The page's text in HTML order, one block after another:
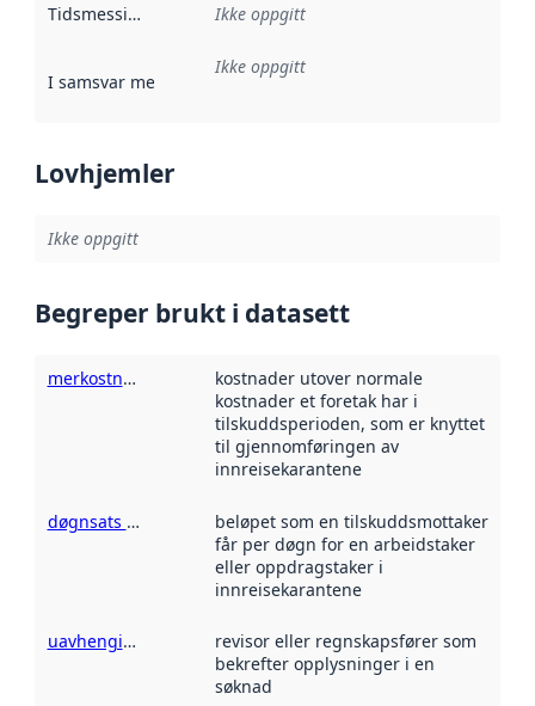
Tidsmessig avgrensning :
Ikke oppgitt
I samsvar med Referanse til en implementasjonsregel
Ikke oppgitt
Lovhjemler
Ikke oppgitt
Begreper brukt i datasett
merkostnad for innreisekarantene
kostnader utover normale
kostnader et foretak har i
tilskuddsperioden, som er knyttet
til gjennomføringen av
innreisekarantene
døgnsats KFI
beløpet som en tilskuddsmottaker
får per døgn for en arbeidstaker
eller oppdragstaker i
innreisekarantene
uavhengig medsignerer
revisor eller regnskapsfører som
bekrefter opplysninger i en
søknad